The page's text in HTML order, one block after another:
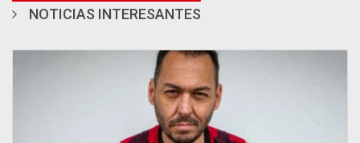
NOTICIAS INTERESANTES